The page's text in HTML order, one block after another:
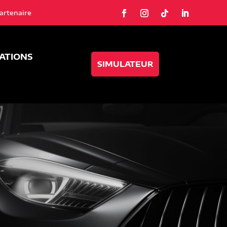
SIMULATEUR